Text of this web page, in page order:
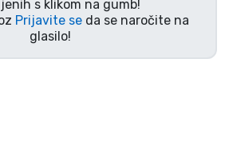
s klikom na gumb!
Prijavite seda se naročite na
glasilo!